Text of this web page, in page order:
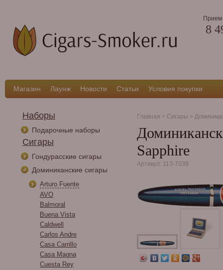
Прием
8
Магазин Лаунж Новости Статьи Условия покупки
Наборы
Подарочные наборы
Сигары
Гондурасские сигары
Доминиканские сигары
Arturo Fuente
AVO
Balmoral
Buena Vista
Caldwell
Carlos Andre
Casa Carrillo
Casa Magna
Cuesta Rey
Главная > Сигары >
Sapphire
Артикул: 113-7039